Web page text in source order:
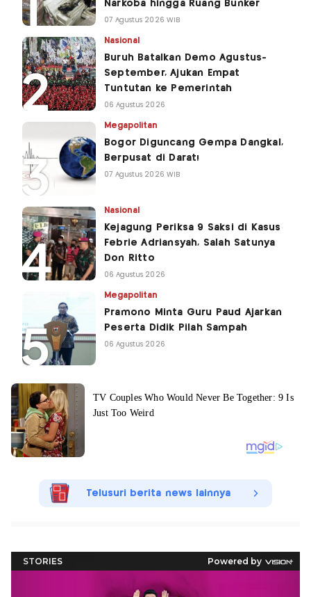
Narkoba hingga Ruang Bunker
07 Agustus 2026 WIB
Nasional
Buruh Batalkan Demo Agustus-
September, Ajukan Empat
Tuntutan ke Pemerintah
06 Agustus 2026
Megapolitan
Bogor Diguncang Gempa Dangkal,
Berpusat di Darat!
07 Agustus 2026 WIB
Nasional
Kejagung Periksa 9 Saksi di Kasus
Febrie Adriansyah, Salah Satunya
Don Ritto
06 Agustus 2026
Megapolitan
Pramono Minta Guru Paud Ajarkan
Peserta Didik Pilah Sampah
06 Agustus 2026
Telusuri berita news lainnya